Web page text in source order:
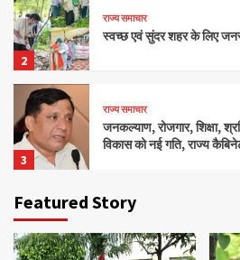
2
राज्य समाचार
स्वच्छ एवं सुंदर शहर के लिए
3
राज्य समाचार
जनकल्याण, रोजगार, शिक्षा,
विकास को नई गति, राज्य
राज्य समाचार
पर कसेगा शिकंजा….
Featured Story